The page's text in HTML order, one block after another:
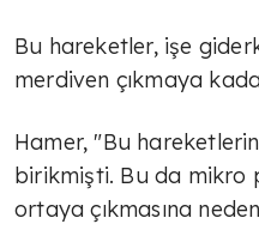
Bu hareketler, işe
merdiven çıkmaya
Hamer, "Bu
birikmişti. Bu da mikro
ortaya çıkmasına